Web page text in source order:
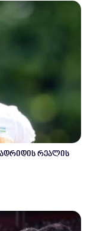
რეალის